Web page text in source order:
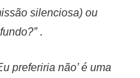
silenciosa) ou
.
preferiria não’ é uma